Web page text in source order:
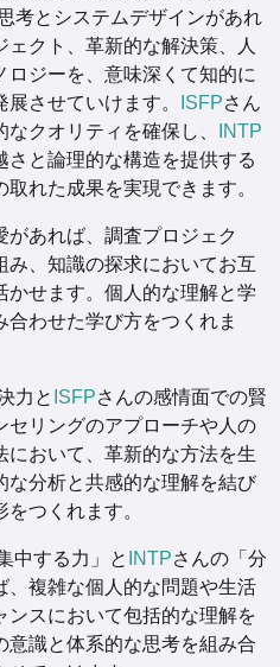
考とシステムデザインがあれ
ェクト、革新的な解決策、人
ロジーを、意味深くて知的に
させていけます。
ISFPさん
クオリティを確保し、
INTP
さと論理的な構造を提供する
れた成果を実現できます。
があれば、調査プロジェク
み、知識の探求においてお互
かせます。個人的な理解と学
合わせた学び方をつくれま
力と ISFPさんの感情面での賢
セリングのアプローチや人の
において、革新的な方法を生
な分析と共感的な理解を結び
つくれます。
中する力」と INTPさんの「分
、複雑な個人的な問題や生活
ンスにおいて包括的な理解を
意識と体系的な思考を組み合